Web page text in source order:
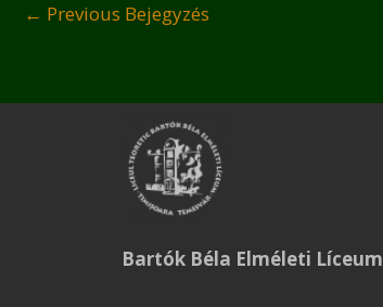
← Previous Bejegyzés
Bartók Béla Elméleti Líceum